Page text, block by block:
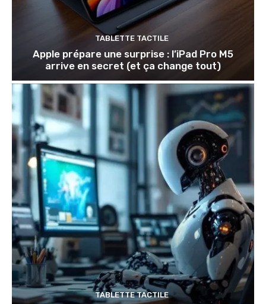
TABLETTE TACTILE
Apple prépare une surprise : l’iPad Pro M5
arrive en secret (et ça change tout)
TABLETTE TACTILE